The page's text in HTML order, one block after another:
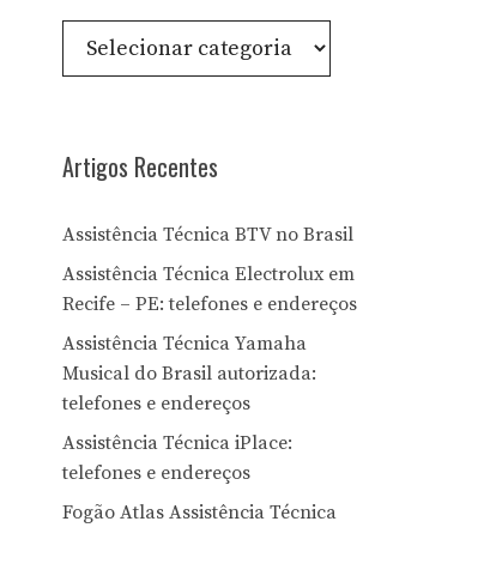
Consulte
Artigos Recentes
Assistência Técnica BTV no Brasil
Assistência Técnica Electrolux em
Recife – PE: telefones e endereços
Assistência Técnica Yamaha
Musical do Brasil autorizada:
telefones e endereços
Assistência Técnica iPlace:
telefones e endereços
Fogão Atlas Assistência Técnica